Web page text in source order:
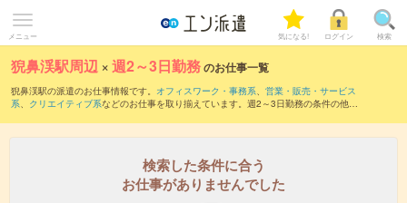
メニュー 気になる! ログイン 検索
猊鼻渓駅周辺 ×週2～3日勤務のお仕事一覧
猊鼻渓駅の派遣のお仕事情報です。 オフィスワーク・事務系、 営業・販売・サービス
系、 クリエイティブ系などのお仕事を取り揃えています。週2～3日勤務の条件の他
検索した条件に合う
お仕事がありませんでした